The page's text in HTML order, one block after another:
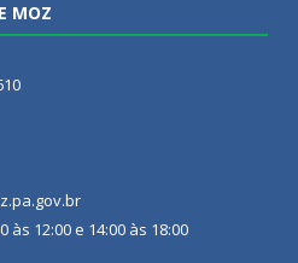
MOZ
12:00 e 14:00 às 18:00